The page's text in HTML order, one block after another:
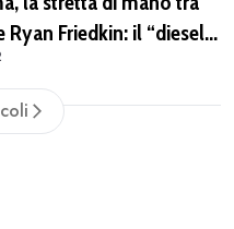
Ryan Friedkin: il “diesel”
iniziato a ingranare